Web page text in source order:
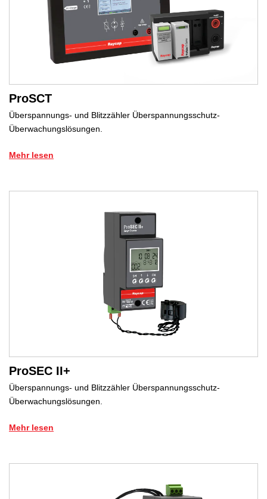
ProSCT
Überspannungs- und Blitzzähler Überspannungsschutz-
Überwachungslösungen.
Mehr lesen
ProSEC II+
Überspannungs- und Blitzzähler Überspannungsschutz-
Überwachungslösungen.
Mehr lesen